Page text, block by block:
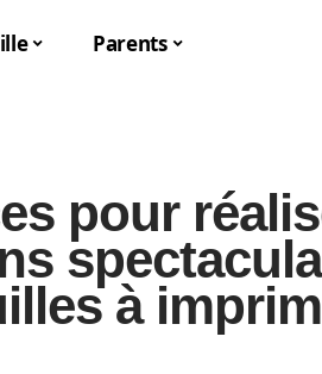
Parents
pour
à